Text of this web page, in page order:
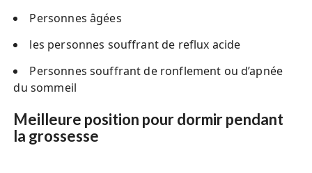
Personnes âgées
les personnes souffrant de reflux acide
Personnes souffrant de ronflement ou d’apnée
du sommeil
Meilleure position pour dormir pendant
la grossesse